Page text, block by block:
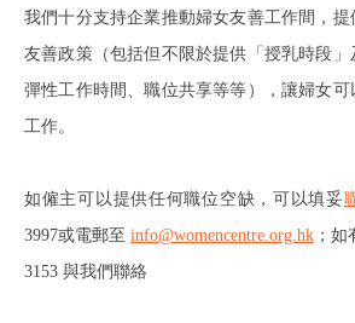
我們十分支持企業推動婦女友善工作間，
友善政策（包括但不限於提供「授乳時段
彈性工作時間、職位共享等等），讓婦女
工作。
如僱主可以提供任何職位空缺，可以填妥
3997或電郵至 info@womencentre.org.hk ；
3153 與我們聯絡